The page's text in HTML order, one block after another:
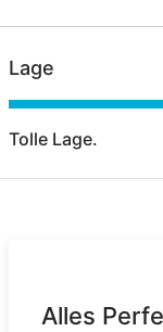
Lage
Tolle Lage.
Alles